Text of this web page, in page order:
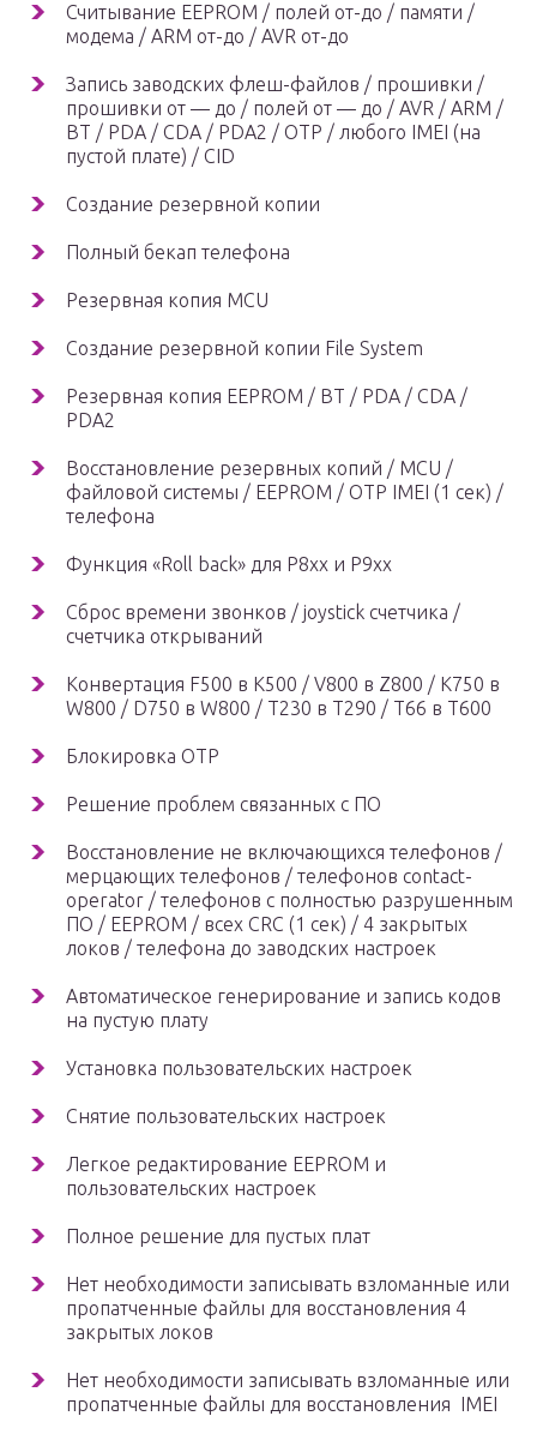
Считывание EEPROM / полей от-до / памяти /
модема / ARM от-до / AVR от-до
Запись заводских флеш-файлов / прошивки /
прошивки от — до / полей от — до / AVR / ARM /
BT / PDA / CDA / PDA2 / OTP / любого IMEI (на
пустой плате) / CID
Создание резервной копии
Полный бекап телефона
Резервная копия MCU
Создание резервной копии File System
Резервная копия EEPROM / BT / PDA / CDA /
PDA2
Восстановление резервных копий / MCU /
файловой системы / EEPROM / OTP IMEI (1 сек) /
телефона
Функция «Roll back» для P8xx и P9xx
Сброс времени звонков / joystick счетчика /
счетчика открываний
Конвертация F500 в K500 / V800 в Z800 / K750 в
W800 / D750 в W800 / T230 в T290 / T66 в T600
Блокировка OTP
Решение проблем связанных с ПО
Восстановление не включающихся телефонов /
мерцающих телефонов / телефонов contact-
operator / телефонов с полностью разрушенным
ПО / EEPROM / всех CRC (1 сек) / 4 закрытых
локов / телефона до заводских настроек
Автоматическое генерирование и запись кодов
на пустую плату
Установка пользовательских настроек
Снятие пользовательских настроек
Легкое редактирование EEPROM и
пользовательских настроек
Полное решение для пустых плат
Нет необходимости записывать взломанные или
пропатченные файлы для восстановления 4
закрытых локов
Нет необходимости записывать взломанные или
пропатченные файлы для восстановления IMEI